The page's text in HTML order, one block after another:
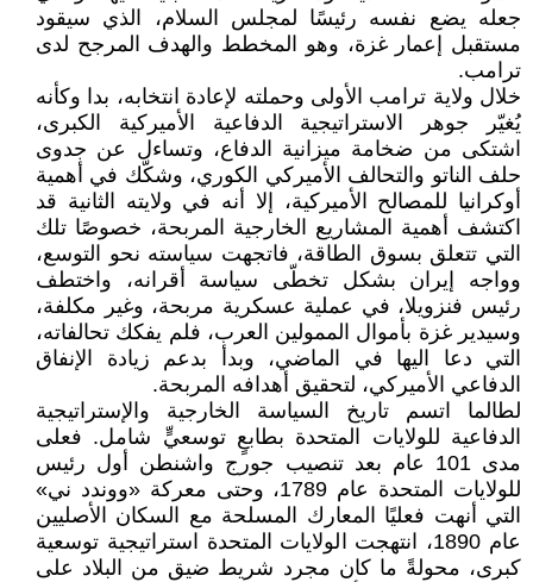
جعله يضع نفسه رئيسًا لمجلس السلام، الذي سيقود
مستقبل إعمار غزة، وهو المخطط والهدف المرجح لدى
ترامب.
خلال ولاية ترامب الأولى وحملته لإعادة انتخابه، بدا وكأنه
يُغيّر جوهر الاستراتيجية الدفاعية الأميركية الكبرى،
اشتكى من ضخامة ميزانية الدفاع، وتساءل عن جدوى
حلف الناتو والتحالف الأميركي الكوري، وشكّك في أهمية
أوكرانيا للمصالح الأميركية، إلا أنه في ولايته الثانية قد
اكتشف أهمية المشاريع الخارجية المربحة، خصوصًا تلك
التي تتعلق بسوق الطاقة، فاتجهت سياسته نحو التوسع،
وواجه إيران بشكل تخطّى سياسة أقرانه، واختطف
رئيس فنزويلا، في عملية عسكرية مربحة، وغير مكلفة،
وسيدير غزة بأموال الممولين العرب، فلم يفكك تحالفاته،
التي دعا اليها في الماضي، وبدأ بدعم زيادة الإنفاق
الدفاعي الأميركي، لتحقيق أهدافه المربحة.
لطالما اتسم تاريخ السياسة الخارجية والإستراتيجية
الدفاعية للولايات المتحدة بطابعٍ توسعيٍّ شامل. فعلى
مدى 101 عام بعد تنصيب جورج واشنطن أول رئيس
للولايات المتحدة عام 1789، وحتى معركة «ووندد ني»
التي أنهت فعليًا المعارك المسلحة مع السكان الأصليين
عام 1890، انتهجت الولايات المتحدة استراتيجية توسعية
كبرى، محولةً ما كان مجرد شريط ضيق من البلاد على